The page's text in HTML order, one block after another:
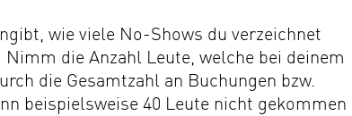
wie viele No-Shows du verzeichnet
die Anzahl Leute, welche bei deinem
die Gesamtzahl an Buchungen bzw.
beispielsweise 40 Leute nicht gekommen